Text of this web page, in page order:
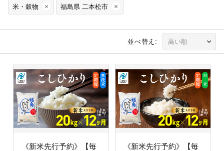
米・穀物 福島県 二本松市
並べ替え:
《新米先行予約》【毎
《新米先行予約》【毎